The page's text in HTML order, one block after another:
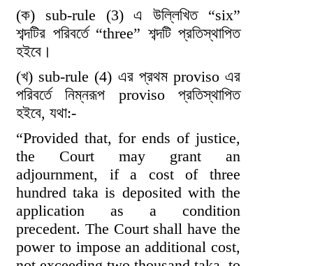
(ক) sub-rule (3) এ উল্লিখিত “six”
শব্দটির পরিবর্তে “three” শব্দটি প্রতিস্থাপিত
হইবে।
(খ) sub-rule (4) এর প্রথম proviso এর
পরিবর্তে নিম্নরূপ proviso প্রতিস্থাপিত
হইবে, যথা:-
“Provided that, for ends of justice,
the Court may grant an
adjournment, if a cost of three
hundred taka is deposited with the
application as a condition
precedent. The Court shall have the
power to impose an additional cost,